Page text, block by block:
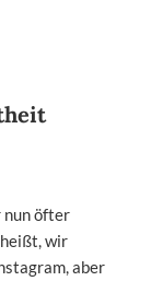
nun öfter
wir
aber